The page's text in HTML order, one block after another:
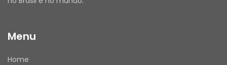
Menu
Home